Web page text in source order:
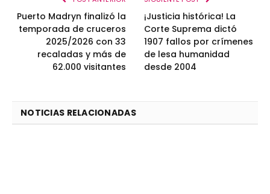
Puerto Madryn finalizó la
temporada de cruceros
2025/2026 con 33
recaladas y más de
62.000 visitantes
¡Justicia histórica! La
Corte Suprema dictó
1907 fallos por crímenes
de lesa humanidad
desde 2004
NOTICIAS RELACIONADAS